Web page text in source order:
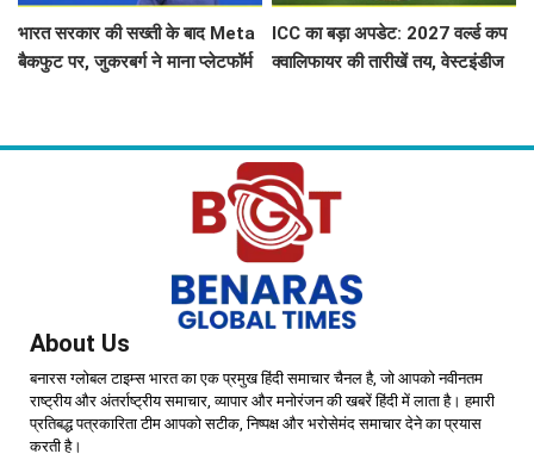
भारत सरकार की सख्ती के बाद Meta
बैकफुट पर, जुकरबर्ग ने माना प्लेटफॉर्म
ICC का बड़ा अपडेट: 2027 वर्ल्ड कप
क्वालिफायर की तारीखें तय, वेस्टइंडीज
About Us
बनारस ग्लोबल टाइम्स भारत का एक प्रमुख हिंदी समाचार चैनल है, जो आपको नवीनतम
राष्ट्रीय और अंतर्राष्ट्रीय समाचार, व्यापार और मनोरंजन की खबरें हिंदी में लाता है। हमारी
प्रतिबद्ध पत्रकारिता टीम आपको सटीक, निष्पक्ष और भरोसेमंद समाचार देने का प्रयास
करती है।